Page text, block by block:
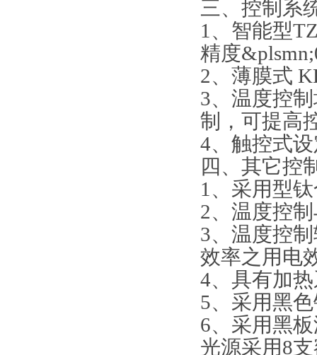
三、 控制系
1、智能型
精度
2、薄膜式
3、温度控制
制，可提高
4、触控式
四、 其它控
1、采用型
2、温度控
3、温度控
效率之用电
4、具有加
5、采用黑
6、采用黑
光源采用8